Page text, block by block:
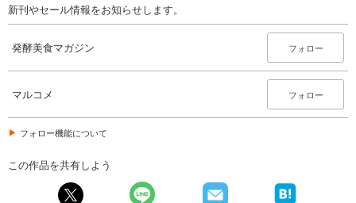
新刊やセール情報をお知らせします。
発酵美食マガジン フォロー
マルコメ フォロー
フォロー機能について
この作品を共有しよう